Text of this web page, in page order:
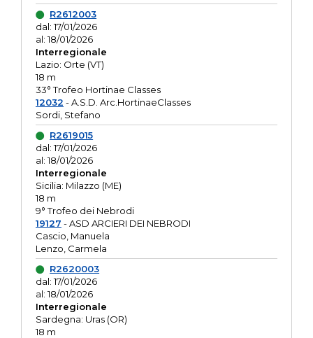
R2612003
dal: 17/01/2026
al: 18/01/2026
Interregionale
Lazio: Orte (VT)
18 m
33° Trofeo Hortinae Classes
12032 - A.S.D. Arc.HortinaeClasses
Sordi, Stefano
R2619015
dal: 17/01/2026
al: 18/01/2026
Interregionale
Sicilia: Milazzo (ME)
18 m
9° Trofeo dei Nebrodi
19127 - ASD ARCIERI DEI NEBRODI
Cascio, Manuela
Lenzo, Carmela
R2620003
dal: 17/01/2026
al: 18/01/2026
Interregionale
Sardegna: Uras (OR)
18 m